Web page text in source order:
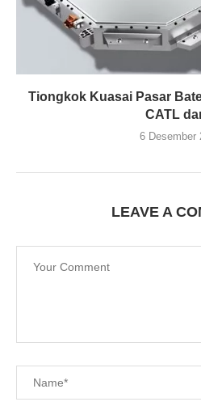
Tiongkok Kuasai Pasar
CATL
6 Desember
LEAVE A